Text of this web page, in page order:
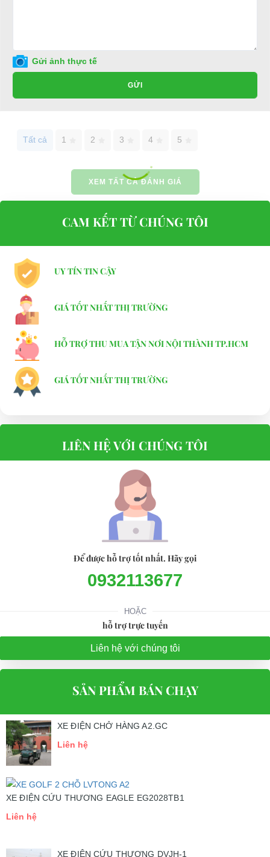
Khả năng tải：
Khoảng cách di chuyển tối đa ( 1 lần
Bạn nên chọn mua Xe điện sân golf chất lượng giá
cho xe hoặc có vấn đề gì cần được hỗ trợ, quý khách vui lòng liên
hệ:
LIÊN HỆ CÔNG TY:Công ty TNHH TM DV XNK
Địa chỉ: 845 Quốc Lộ 13, Phường Hiệp Bình Phước, Thành phố
Thủ Đức, TP.HCM
Điện thoại: 08 68 100 260 ( Châu )
E-mail:phuhuynhkd@gmail.com
xediendulich.com
Gửi ảnh thực tế
GỬI
Tất cả 1 2 3 4 5
XEM TẤT CẢ ĐÁNH GIÁ
CAM KẾT TỪ CHÚNG TÔI
UY TÍN TIN CẬY
GIÁ TỐT NHẤT THỊ TRƯỜNG
HỖ TRỢ THU MUA TẬN NƠI NỘI THÀNH TP.HCM
GIÁ TỐT NHẤT THỊ TRƯỜNG
LIÊN HỆ VỚI CHÚNG TÔI
Để được hỗ trợ tốt nhất. Hãy gọi
0932113677
HOẶC
hỗ trợ trực tuyến
Liên hệ với chúng tôi
SẢN PHẨM BÁN CHẠY
XE ĐIỆN CHỞ HÀNG A2.GC
Liên hệ
XE ĐIỆN CỨU THƯƠNG EAGLE EG2028TB1
Liên hệ
XE ĐIỆN CỨU THƯƠNG DVJH-1